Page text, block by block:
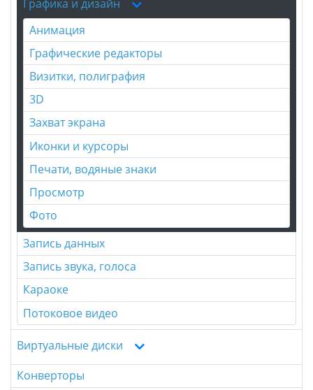
Графика и дизайн
Анимация
Графические редакторы
Визитки, полиграфия
3D
Захват экрана
Иконки и курсоры
Печати, водяные знаки
Просмотр
Фото
Запись данных
Запись звука, голоса
Караоке
Потоковое видео
Виртуальные диски
Конверторы